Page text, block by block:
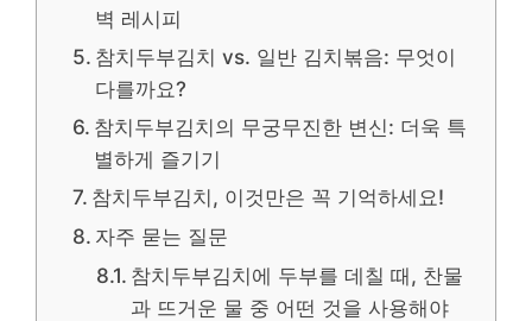
벽 레시피
참치두부김치 vs. 일반 김치볶음: 무엇이
다를까요?
참치두부김치의 무궁무진한 변신: 더욱 특
별하게 즐기기
참치두부김치, 이것만은 꼭 기억하세요!
자주 묻는 질문
참치두부김치에 두부를 데칠 때, 찬물
과 뜨거운 물 중 어떤 것을 사용해야